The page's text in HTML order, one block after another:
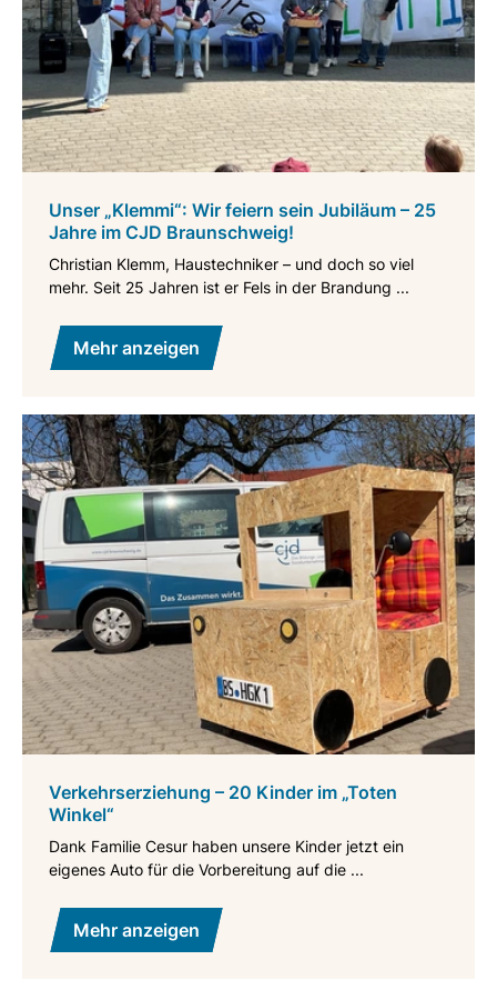
Unser „Klemmi“: Wir feiern sein Jubiläum – 25
Jahre im CJD Braunschweig!
Christian Klemm, Haustechniker – und doch so viel
mehr. Seit 25 Jahren ist er Fels in der Brandung ...
Mehr anzeigen
Verkehrserziehung – 20 Kinder im „Toten
Winkel“
Dank Familie Cesur haben unsere Kinder jetzt ein
eigenes Auto für die Vorbereitung auf die ...
Mehr anzeigen